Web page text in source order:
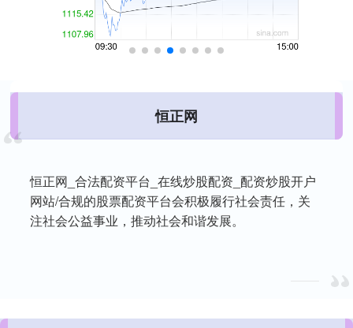
恒正网
恒正网_合法配资平台_在线炒股配资_配资炒股开户
网站/合规的股票配资平台会积极履行社会责任，关
注社会公益事业，推动社会和谐发展。